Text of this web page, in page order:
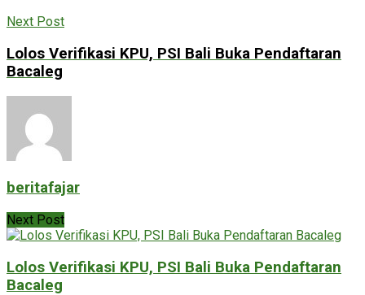
Next Post
Lolos Verifikasi KPU, PSI Bali Buka Pendaftaran
Bacaleg
beritafajar
Next Post
Lolos Verifikasi KPU, PSI Bali Buka Pendaftaran
Bacaleg